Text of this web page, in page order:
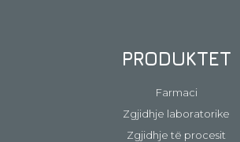
PRODUKTET
Farmaci
Zgjidhje laboratorike
Zgjidhje të procesit